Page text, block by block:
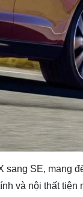
sang SE, mang
và nội thất tiện